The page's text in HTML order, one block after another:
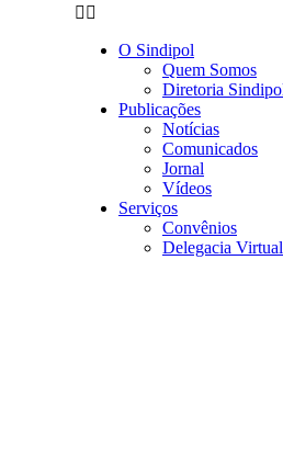
O Sindipol
Quem Somos
Diretoria
Publicações
Notícias
Comunicados
Jornal
Vídeos
Serviços
Convênios
Delegacia Virtual